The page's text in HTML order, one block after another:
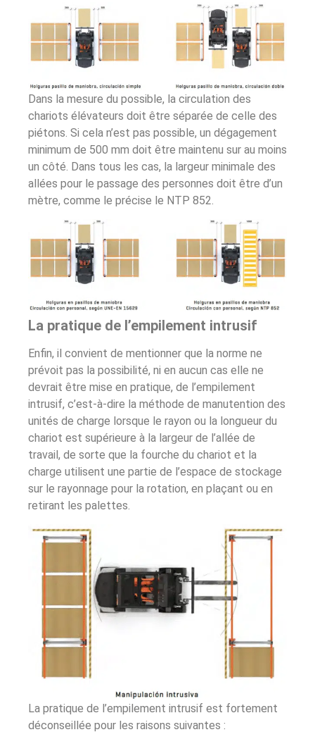
Dans la mesure du possible, la circulation des
chariots élévateurs doit être séparée de celle des
piétons. Si cela n’est pas possible, un dégagement
minimum de 500 mm doit être maintenu sur au moins
un côté. Dans tous les cas, la largeur minimale des
allées pour le passage des personnes doit être d’un
mètre, comme le précise le NTP 852.
La pratique de l’empilement intrusif
Enfin, il convient de mentionner que la norme ne
prévoit pas la possibilité, ni en aucun cas elle ne
devrait être mise en pratique, de l’empilement
intrusif, c’est-à-dire la méthode de manutention des
unités de charge lorsque le rayon ou la longueur du
chariot est supérieure à la largeur de l’allée de
travail, de sorte que la fourche du chariot et la
charge utilisent une partie de l’espace de stockage
sur le rayonnage pour la rotation, en plaçant ou en
retirant les palettes.
La pratique de l’empilement intrusif est fortement
déconseillée pour les raisons suivantes :